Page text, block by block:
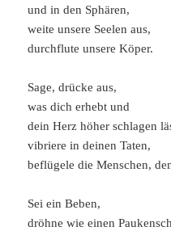
und in den Sphären,
weite unsere Seelen aus,
durchflute unsere Köper.
Sage, drücke aus,
was dich erhebt und
dein Herz höher schlagen
vibriere in deinen Taten,
beflügele die Menschen,
Sei ein Beben,
dröhne wie einen